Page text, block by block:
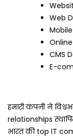
Web
CMS
E-
हमारी कंपनी ने
relationships
भारत की top IT